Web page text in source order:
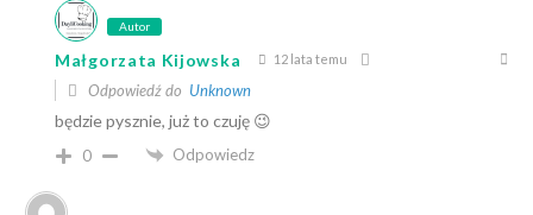
Autor
Małgorzata Kijowska 12 lata temu
Odpowiedź do Unknown
będzie pysznie, już to czuję 😉
0 Odpowiedz